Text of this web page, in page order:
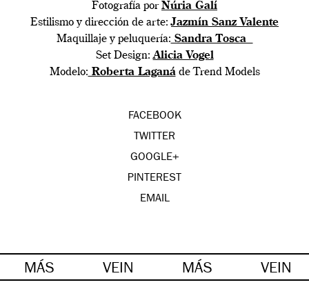
Fotografía porNúria Galí
Estilismo y dirección de arte:Jazmín Sanz Valente
Maquillaje y peluquería: Sandra Tosca
Set Design:Alicia Vogel
Modelo: Roberta Laganáde Trend Models
FACEBOOK
TWITTER
GOOGLE+
PINTEREST
EMAIL
MÁS VEIN MÁS VEIN